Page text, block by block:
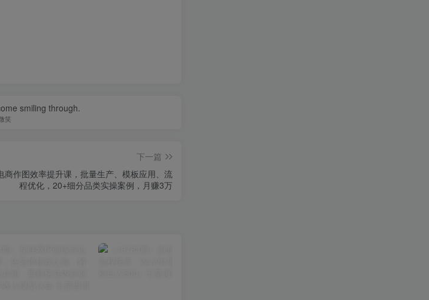
smiling through.
笑
下一篇
商作图效率提升课，批量生产、模板应用、流
程优化，20+细分品类实操案例，月赚3万